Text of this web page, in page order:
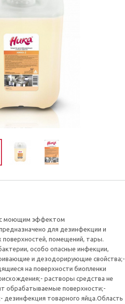
моющим эффектом
для дезинфекции и
помещений, тары.
особо опасные инфекции,
и дезодорирующие свойства;-
на поверхности биопленки
растворы средства не
обрабатываемые поверхности;-
дезинфекция товарного яйца.Область